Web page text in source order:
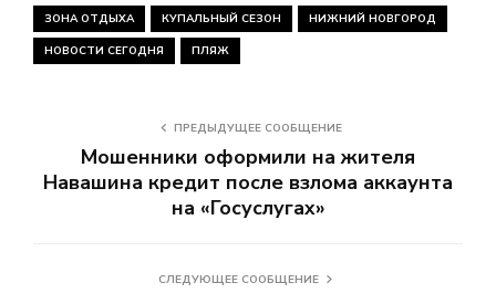
ЗОНА ОТДЫХА КУПАЛЬНЫЙ СЕЗОН НИЖНИЙ НОВГОРОД
НОВОСТИ СЕГОДНЯ ПЛЯЖ
ПРЕДЫДУЩЕЕ СООБЩЕНИЕ
Мошенники оформили на жителя
Навашина кредит после взлома аккаунта
на «Госуслугах»
СЛЕДУЮЩЕЕ СООБЩЕНИЕ